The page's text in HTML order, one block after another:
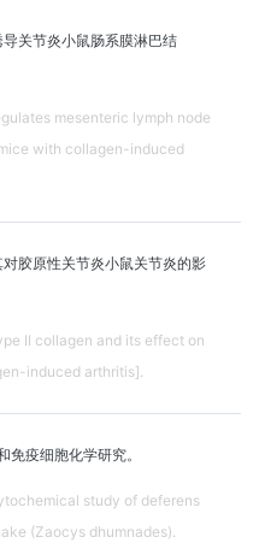
导关节炎小鼠肠系膜淋巴结
mesenteric lymph node
with collagen-induced
对胶原性关节炎小鼠关节炎的影
II collagen and its effect on
induced arthritis].
疫细胞化学研究。
study of deferens
(Zaocys dhumnades).